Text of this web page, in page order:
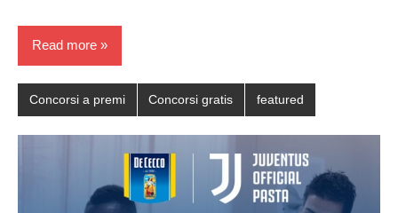
Read more
Concorsi a premi Concorsi gratis featured